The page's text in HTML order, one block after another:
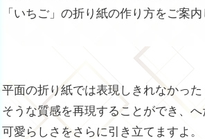
「いちご」の折り紙の作り方をご案内
平面の折り紙では表現しきれなかっ
そうな質感を再現することができ、
可愛らしさをさらに引き立てますよ。